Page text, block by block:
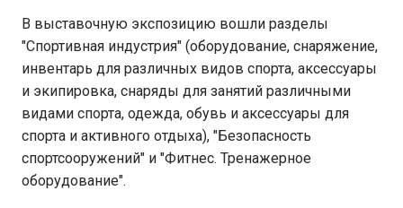
В выставочную экспозицию вошли разделы
"Спортивная индустрия" (оборудование, снаряжение,
инвентарь для различных видов спорта, аксессуары
и экипировка, снаряды для занятий различными
видами спорта, одежда, обувь и аксессуары для
спорта и активного отдыха), "Безопасность
спортсооружений" и "Фитнес. Тренажерное
оборудование".